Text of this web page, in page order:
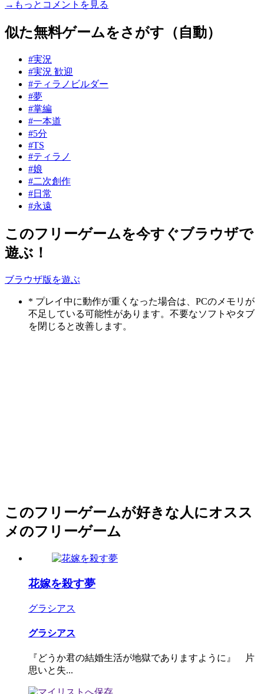
→もっとコメントを見る
似た無料ゲームをさがす（自動）
#実況
#実況 歓迎
#ティラノビルダー
#夢
#掌編
#一本道
#5分
#TS
#ティラノ
#娘
#二次創作
#日常
#永遠
このフリーゲームを今すぐブラウザで
遊ぶ！
ブラウザ版を遊ぶ
* プレイ中に動作が重くなった場合は、PCのメモリが
不足している可能性があります。不要なソフトやタブ
を閉じると改善します。
このフリーゲームが好きな人にオスス
メのフリーゲーム
花嫁を殺す夢
グラシアス
グラシアス
『どうか君の結婚生活が地獄でありますように』 片
思いと失...